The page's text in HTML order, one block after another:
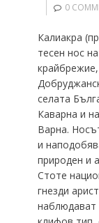
0
Калиакра
тесен нос
селата
Каварна и
Варна.
и
природен и
Стоте
гнезди
наблюдават